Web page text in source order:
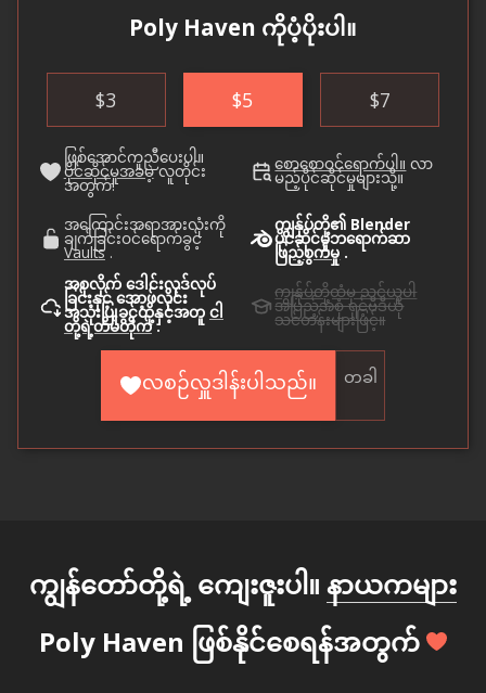
Poly Haven ကိုပံ့ပိုးပါ။
$3 $5 $7
ဖြစ်အောင်ကူညီပေးပါ။
ပိုင်ဆိုင်မှုအခမဲ့လူတိုင်း
အတွက်!
စောစောဝင်ရောက်ပါ။ လာ
မည့်ပိုင်ဆိုင်မှုများသို့။
အကြောင်းအရာအားလုံးကို
ချက်ခြင်းဝင်ရောက်ခွင့်
Vaults.
ကျွန်ုပ်တို့၏ Blender
ပိုင်ဆိုင်မှုဘရောက်ဆာ
ဖြည့်စွက်မှု .
အစုလိုက် ဒေါင်းလုဒ်လုပ်
ခြင်းနှင့် အော့ဖ်လိုင်း
အသုံးပြုခွင့်တို့နှင့်အတူ ငါ
တို့ရဲ့တိမ်တိုက်.
ကျွန်ုပ်တို့ထံမှ သင်ယူပါ
အပြည့်အစုံ ရှင့်ဗီဒီယို
သင်တန်းများဖြင့်။
လစဉ်လှူဒါန်းပါသည်။ တခါ
ကျွန်တော်တို့ရဲ့ ကျေးဇူးပါ။ နာယကများ
Poly Haven ဖြစ်နိုင်စေရန်အတွက်